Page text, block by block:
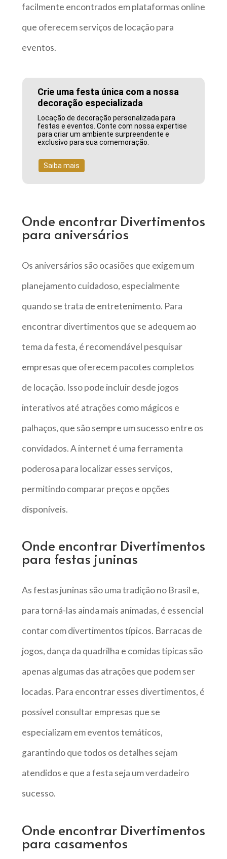
facilmente encontrados em plataformas online
que oferecem serviços de locação para
eventos.
Crie uma festa única com a nossa
decoração especializada
Locação de decoração personalizada para
festas e eventos. Conte com nossa expertise
para criar um ambiente surpreendente e
exclusivo para sua comemoração.
Saiba mais
Onde encontrar Divertimentos
para aniversários
Os aniversários são ocasiões que exigem um
planejamento cuidadoso, especialmente
quando se trata de entretenimento. Para
encontrar divertimentos que se adequem ao
tema da festa, é recomendável pesquisar
empresas que oferecem pacotes completos
de locação. Isso pode incluir desde jogos
interativos até atrações como mágicos e
palhaços, que são sempre um sucesso entre os
convidados. A internet é uma ferramenta
poderosa para localizar esses serviços,
permitindo comparar preços e opções
disponíveis.
Onde encontrar Divertimentos
para festas juninas
As festas juninas são uma tradição no Brasil e,
para torná-las ainda mais animadas, é essencial
contar com divertimentos típicos. Barracas de
jogos, dança da quadrilha e comidas típicas são
apenas algumas das atrações que podem ser
locadas. Para encontrar esses divertimentos, é
possível consultar empresas que se
especializam em eventos temáticos,
garantindo que todos os detalhes sejam
atendidos e que a festa seja um verdadeiro
sucesso.
Onde encontrar Divertimentos
para casamentos